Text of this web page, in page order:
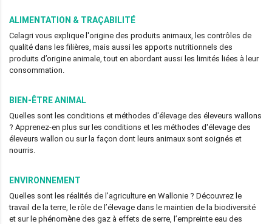
ALIMENTATION & TRAÇABILITÉ
Celagri vous explique l'origine des produits animaux, les contrôles de
qualité dans les filières, mais aussi les apports nutritionnels des
produits d’origine animale, tout en abordant aussi les limités liées à leur
consommation.
BIEN-ÊTRE ANIMAL
Quelles sont les conditions et méthodes d'élevage des éleveurs wallons
? Apprenez-en plus sur les conditions et les méthodes d'élevage des
éleveurs wallon ou sur la façon dont leurs animaux sont soignés et
nourris.
ENVIRONNEMENT
Quelles sont les réalités de l'agriculture en Wallonie ? Découvrez le
travail de la terre, le rôle de l’élevage dans le maintien de la biodiversité
et sur le phénomène des gaz à effets de serre, l’empreinte eau des